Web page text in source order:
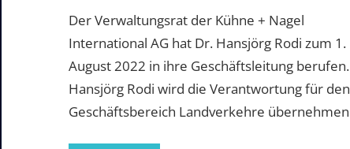
Der Verwaltungsrat der Kühne + Nagel
International AG hat Dr. Hansjörg Rodi zum 1.
August 2022 in ihre Geschäftsleitung berufen.
Hansjörg Rodi wird die Verantwortung für den
Geschäftsbereich Landverkehre übernehmen